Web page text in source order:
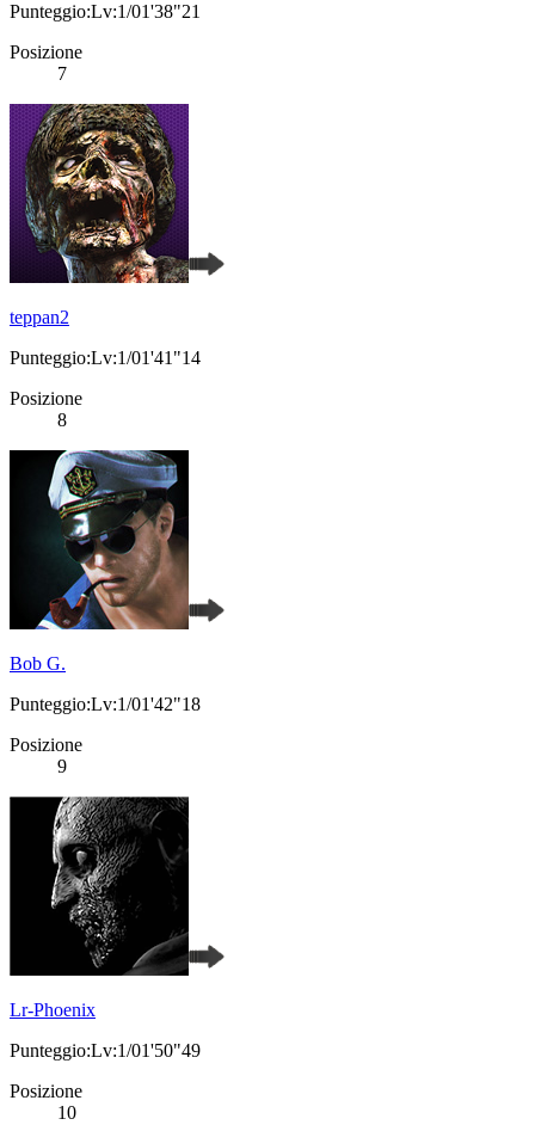
Punteggio:Lv:1/01'38"21
Posizione
7
teppan2
Punteggio:Lv:1/01'41"14
Posizione
8
Bob G.
Punteggio:Lv:1/01'42"18
Posizione
9
Lr-Phoenix
Punteggio:Lv:1/01'50"49
Posizione
10